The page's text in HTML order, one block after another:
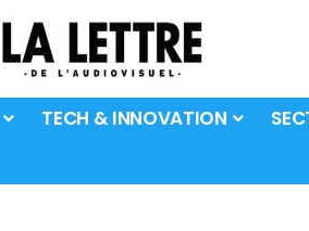
TECH & INNOVATION